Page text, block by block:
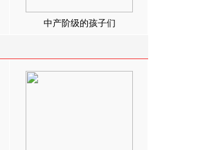
中产阶级的孩子们